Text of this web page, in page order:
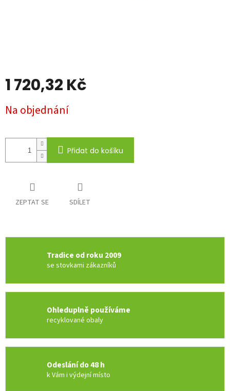
1 720,32 Kč
cena:
Na objednání
Přidat do košíku
ZEPTAT SE SDÍLET
Tradice od roku 2009
se stovkami zákazníků
Ohleduplně používáme
recyklované obaly
Odeslání do 48 h
k Vám i výdejní místo